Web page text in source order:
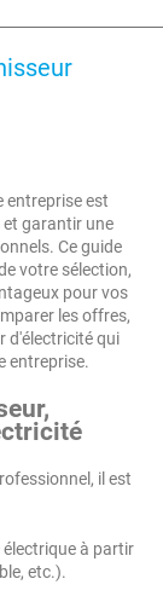
entreprise est
garantir une
Ce guide
votre sélection,
pour vos
les offres,
d'électricité qui
entreprise.
il est
électrique à partir
etc.).